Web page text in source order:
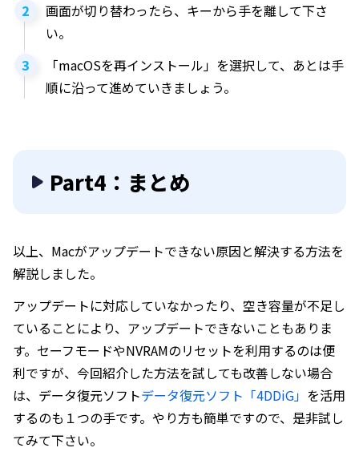
画面が切り替わったら、キーから手を離して下さ
い。
「macOSを再インストール」を選択して、あとは手
順に沿って進めていきましょう。
Part4：まとめ
以上、Macがアップデートできない原因と解決する方法を
解説しました。
アップデートに対応していなかったり、空き容量が不足し
ていることにより、アップデートできないこともありま
す。セーフモードやNVRAMのリセットを利用するのは便
利ですが、今回紹介した方法を試しても改善しない場合
は、データ復元ソフトデータ復元ソフト「4DDiG」 を活用
するのも１つの手です。やり方も簡単ですので、是非試し
てみて下さい。